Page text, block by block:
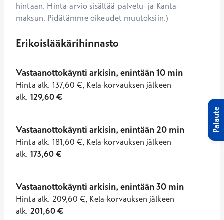
hintaan. Hinta-arvio sisältää palvelu- ja Kanta-
maksun. Pidätämme oikeudet muutoksiin.)
Erikoislääkärihinnasto
Vastaanottokäynti arkisin, enintään 10 min
Hinta alk. 137,60 €, Kela-korvauksen jälkeen
alk. 129,60€
Vastaanottokäynti arkisin, enintään 20 min
Hinta alk. 181,60 €, Kela-korvauksen jälkeen
alk. 173,60€
Vastaanottokäynti arkisin, enintään 30 min
Hinta alk. 209,60 €, Kela-korvauksen jälkeen
alk. 201,60€
Palaute